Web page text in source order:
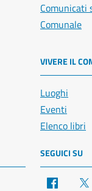
Comunicati
Comunale
VIVERE IL
Luoghi
Eventi
Elenco libri
SEGUICI SU
Facebook